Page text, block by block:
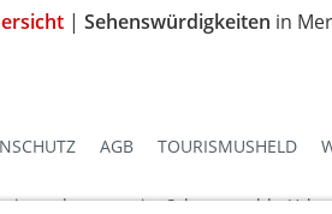
| Sehenswürdigkeiten in
AGB TOURISMUSHELD
im Schwarzwald -